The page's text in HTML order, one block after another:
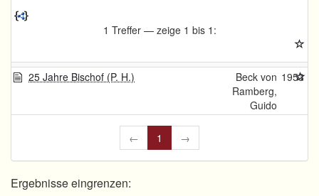
1 Treffer — zeige 1 bis 1:
25 Jahre Bischof (P. H.)
Beck von
Ramberg,
Guido
1953
← 1 →
Ergebnisse eingrenzen: